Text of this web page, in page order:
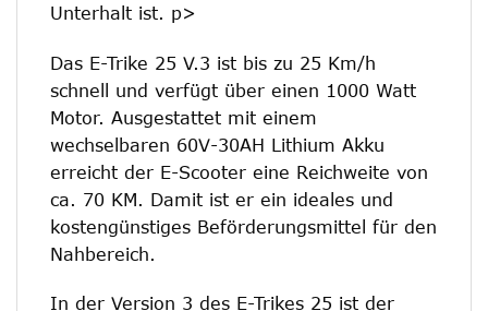
Unterhalt ist. p>
Das E-Trike 25 V.3 ist bis zu 25 Km/h
schnell und verfügt über einen 1000 Watt
Motor. Ausgestattet mit einem
wechselbaren 60V-30AH Lithium Akku
erreicht der E-Scooter eine Reichweite von
ca. 70 KM. Damit ist er ein ideales und
kostengünstiges Beförderungsmittel für den
Nahbereich.
In der Version 3 des E-Trikes 25 ist der